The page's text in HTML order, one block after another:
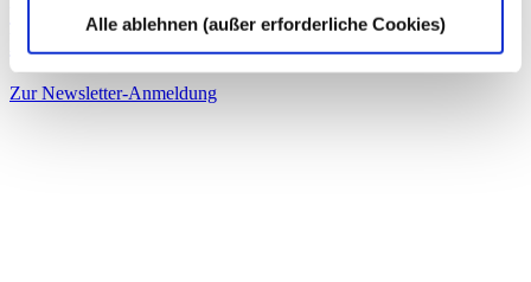
Alle ablehnen (außer erforderliche Cookies)
und holen Sie sich alle News bequem nach
Hause.
Zur Newsletter-Anmeldung